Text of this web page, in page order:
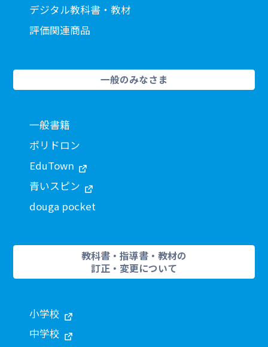
デジタル教科書・教材
評価関連商品
一般のみなさま
一般書籍
ポリドロン
EduTown
青いスピン
douga pocket
教科書・指導書・教材の
訂正・変更について
小学校
中学校